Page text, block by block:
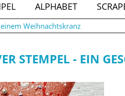
ALPHABET
SALE
Weihnachtskranz
STEMPEL - EIN